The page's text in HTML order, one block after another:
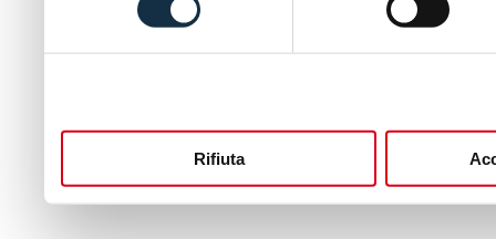
Rifiuta